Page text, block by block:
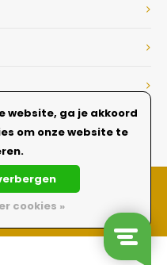
website, ga je akkoord
om onze website te
cookies »